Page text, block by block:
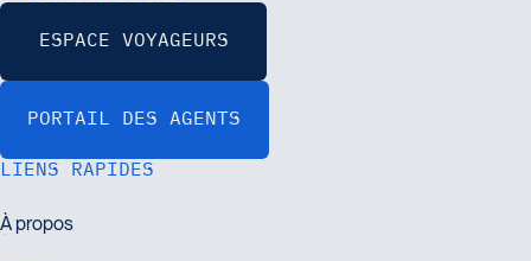
LIENS RAPIDES